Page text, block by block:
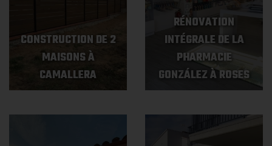
CONSTRUCTION DE 2
MAISONS À
CAMALLERA
RÉNOVATION
INTÉGRALE DE LA
PHARMACIE
GONZÁLEZ À ROSES